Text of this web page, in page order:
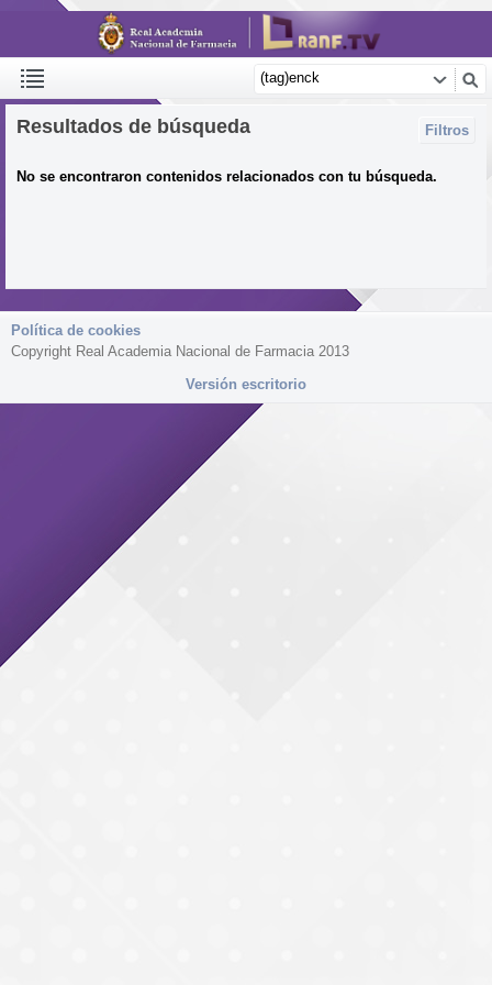
Filtros
Resultados de búsqueda
No se encontraron contenidos relacionados con tu búsqueda.
Política de cookies
Copyright Real Academia Nacional de Farmacia 2013
Versión escritorio